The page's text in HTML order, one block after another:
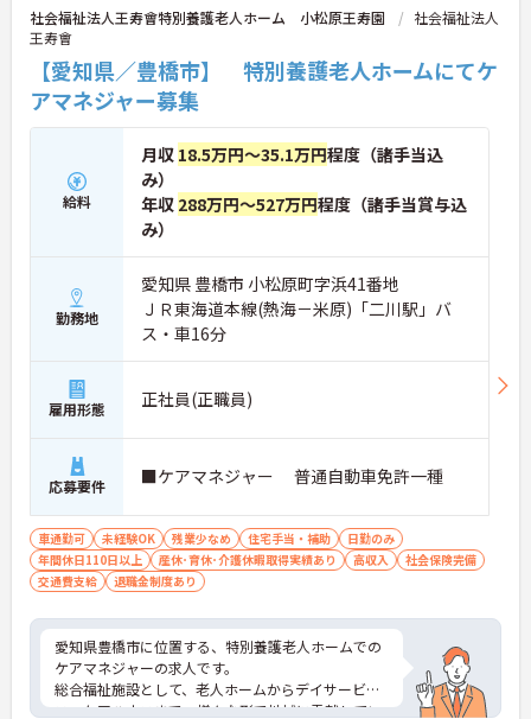
社会福祉法人王寿會特別養護老人ホーム 小松原王寿園
社会福祉法人
王寿會
【愛知県／豊橋市】 特別養護老人ホームにてケ
アマネジャー募集
給料
月収 18.5万円～35.1万円程度（諸手当込
み）
年収 288万円～527万円程度（諸手当賞与込
み）
勤務地
愛知県 豊橋市 小松原町字浜41番地
ＪＲ東海道本線(熱海－米原)「二川駅」バ
ス・車16分
雇用形態 正社員(正職員)
応募要件 ■ケアマネジャー 普通自動車免許一種
車通勤可 未経験OK 残業少なめ 住宅手当・補助
日勤のみ
年間休日110日以上
産休･育休･介護休暇取得実績あり 高収入
社会保険完備
交通費支給
退職金制度あり
愛知県豊橋市に位置する、特別養護老人ホームでの
ケアマネジャーの求人です。
総合福祉施設として、老人ホームからデイサービ
ス、ケアハウスまで、様々な形で地域に貢献してい